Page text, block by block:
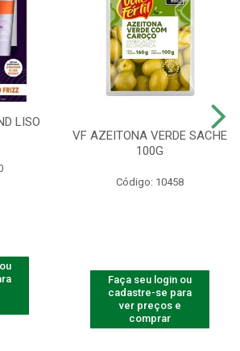
LISO
VF AZEITONA VERDE SACHE
100G
Código: 10458
Faça seu login ou
cadastre-se para
ver preços e
comprar